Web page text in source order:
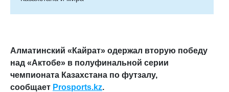
Алматинский «Кайрат» одержал вторую победу
над «Актобе» в полуфинальной серии
чемпионата Казахстана по футзалу,
сообщает Prosports.kz.